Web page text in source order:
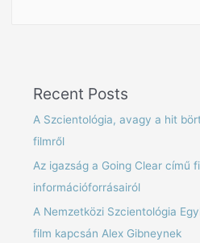
Recent Posts
A Szcientológia, avagy a hit
filmről
Az igazság a Going Clear című
információforrásairól
A Nemzetközi Szcientológia
film kapcsán Alex Gibneynek